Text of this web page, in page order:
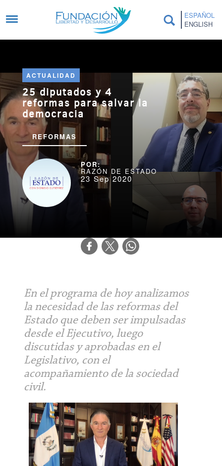
ESPAÑOL
ENGLISH
ACTUALIDAD
25 diputados y 4
reformas para salvar la
democracia
REFORMAS
RAZÓN DE ESTADO
23 Sep 2020
En el programa de hoy analizamos
la necesidad de las reformas del
Estado que deben ser impulsadas
desde el Ejecutivo, luego
discutidas y aprobadas en el
Legislativo, con el
acompañamiento de la sociedad
civil.